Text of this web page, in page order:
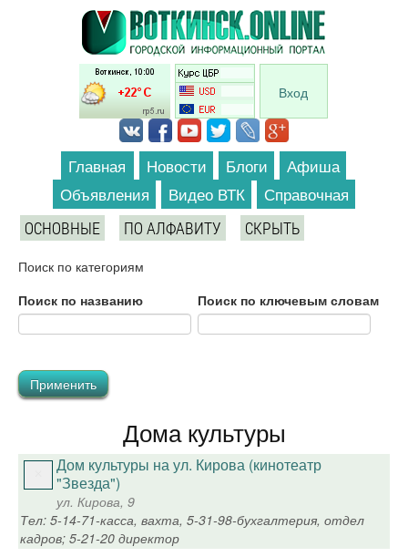
Перейти к основному содержанию
Вход
Главная Новости Блоги
Афиша
Объявления
Видео ВТК Справочная
ОСНОВНЫЕ ПО АЛФАВИТУ СКРЫТЬ
Поиск по категориям
Поиск по названию
Поиск по ключевым словам
Дома культуры
Дом культуры на ул. Кирова (кинотеатр
"Звезда")
ул. Кирова, 9
Тел: 5-14-71-касса, вахта, 5-31-98-бухгалтерия, отдел
кадров; 5-21-20 директор